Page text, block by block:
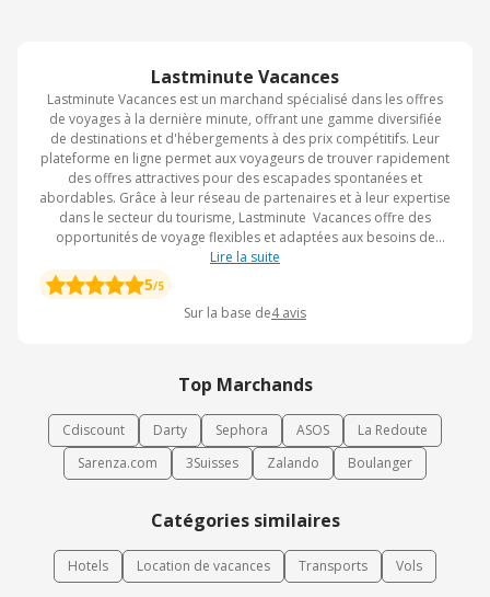
Lastminute Vacances
Lastminute Vacances est un marchand spécialisé dans les offres
de voyages à la dernière minute, offrant une gamme diversifiée
de destinations et d'hébergements à des prix compétitifs. Leur
plateforme en ligne permet aux voyageurs de trouver rapidement
des offres attractives pour des escapades spontanées et
abordables. Grâce à leur réseau de partenaires et à leur expertise
dans le secteur du tourisme, Lastminute Vacances offre des
opportunités de voyage flexibles et adaptées aux besoins de
chacun.
Lire la suite
5/5
Sur la base de4 avis
Top Marchands
Cdiscount Darty Sephora ASOS
La Redoute
Sarenza.com
3Suisses Zalando Boulanger
Catégories similaires
Hotels Location de vacances Transports Vols